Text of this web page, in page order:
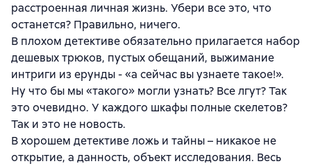
расстроенная личная жизнь. Убери все это, что
останется? Правильно, ничего.
В плохом детективе обязательно прилагается набор
дешевых трюков, пустых обещаний, выжимание
интриги из ерунды - «а сейчас вы узнаете такое!».
Ну что бы мы «такого» могли узнать? Все лгут? Так
это очевидно. У каждого шкафы полные скелетов?
Так и это не новость.
В хорошем детективе ложь и тайны – никакое не
открытие, а данность, объект исследования. Весь